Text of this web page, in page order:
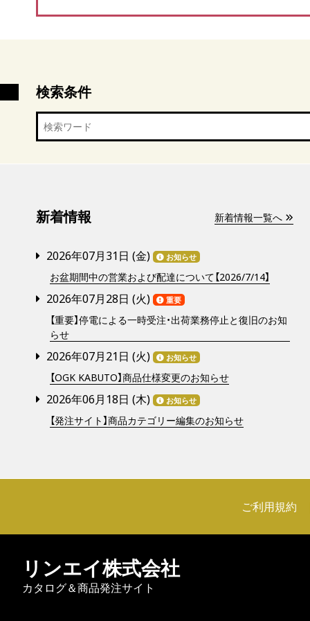
検索条件
新着情報 新着情報一覧へ
2026年07月31日 (金) お知らせ
お盆期間中の営業および配達について【2026/7/14】
2026年07月28日 (火) 重要
【重要】停電による一時受注・出荷業務停止と復旧のお知
らせ
2026年07月21日 (火) お知らせ
【OGK KABUTO】商品仕様変更のお知らせ
2026年06月18日 (木) お知らせ
【発注サイト】商品カテゴリー編集のお知らせ
ご利用規約
リンエイ株式会社
カタログ＆商品発注サイト